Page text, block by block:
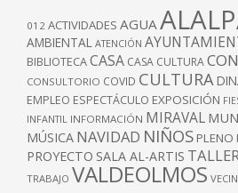
012 ACTIVIDADES AGUA
AMBIENTAL ATENCIÓN
BIBLIOTECACASA CASA CULTURA
CONSULTORIO COVID CULTURA
EMPLEO ESPECTÁCULO EXPOSICIÓN
INFANTIL INFORMACIÓN MIRAVAL
MÚSICA NAVIDAD NIÑOS PLENO
PROYECTO SALA AL-ARTIS TALLER
TRABAJO VALDEOLMOS